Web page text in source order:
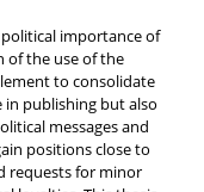
importance of
of the use of the
to consolidate
publishing but also
messages and
positions close to
requests for minor